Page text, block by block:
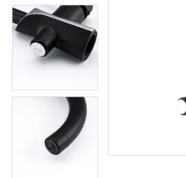
Кухонні мийки
Рушникосушарки
Матеріали для влаштування
Запірно-регулююча
Фільтри для води
Насосне обладнання